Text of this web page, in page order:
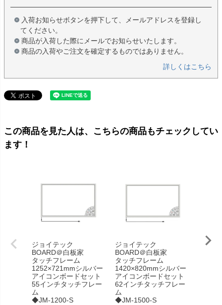
入荷お知らせボタンを押下して、メールアドレスを登録し
てください。
商品が入荷した際にメールでお知らせいたします。
商品の入荷やご注文を確定するものではありません。
詳しくはこちら
この商品を見た人は、こちらの商品もチェックしてい
ます！
ジョイテック
BOARD＠白板家
タッチフレーム
1252×721mmシルバー
アイコンボードセット
55インチタッチフレー
ム
◆JM-1200-S
ジョイテック
BOARD＠白板家
タッチフレーム
1420×820mmシルバー
アイコンボードセット
62インチタッチフレー
ム
◆JM-1500-S
ジョ